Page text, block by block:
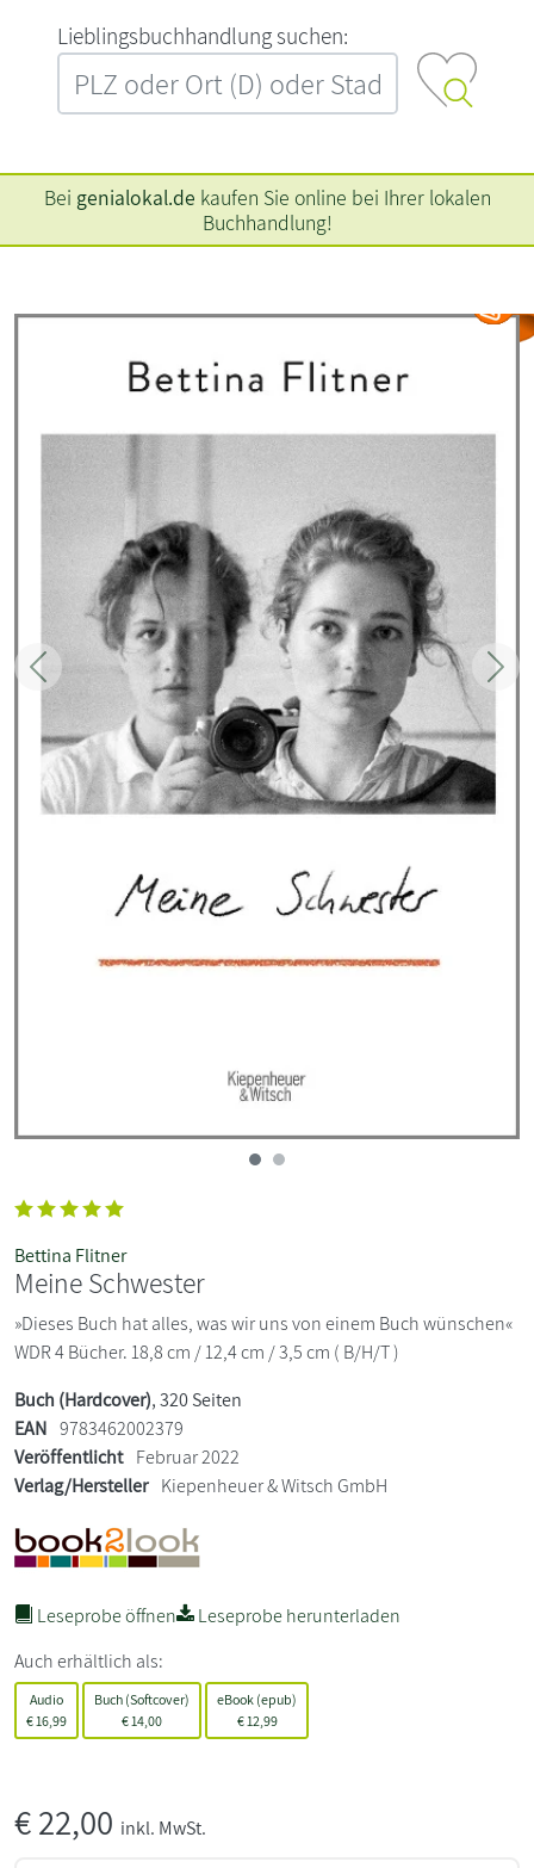
L‍i‍e‍b‍l‍i‍n‍g‍s‍b‍u‍c‍h‍h‍a‍n‍d‍l‍u‍n‍g‍ ‍s‍u‍c‍h‍e‍n‍:‍
Bei genialokal.de kaufen Sie online bei Ihrer lokalen
Buchhandlung!
Zurück
Bettina Flitner
Meine Schwester
»Dieses Buch hat alles, was wir uns von einem Buch wünschen«
WDR 4 Bücher. 18,8 cm / 12,4 cm / 3,5 cm ( B/H/T )
Buch (Hardcover), 320 Seiten
EAN 9783462002379
Veröffentlicht Februar 2022
Verlag/Hersteller Kiepenheuer & Witsch GmbH
Leseprobe öffnen
Leseprobe herunterladen
Auch erhältlich als:
Audio
€ 16,99
Buch (Softcover)
€ 14,00
eBook (epub)
€12,99
€22,00 inkl. MwSt.